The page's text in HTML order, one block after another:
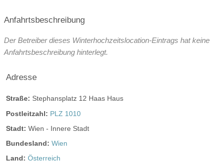
mögliche Tischformate:
U-Form
geschlossene Gesellschaft
barrierefreie Location
Platz für Agape letzte Renovierung
Video
Broschüre Video der Location
Anfahrtsbeschreibung
Der Betreiber dieses Winterhochzeitslocation-Eintrags hat keine
Anfahrtsbeschreibung hinterlegt.
Adresse
Straße: Stephansplatz 12 Haas Haus
Postleitzahl: PLZ 1010
Stadt: Wien - Innere Stadt
Bundesland: Wien
Land: Österreich